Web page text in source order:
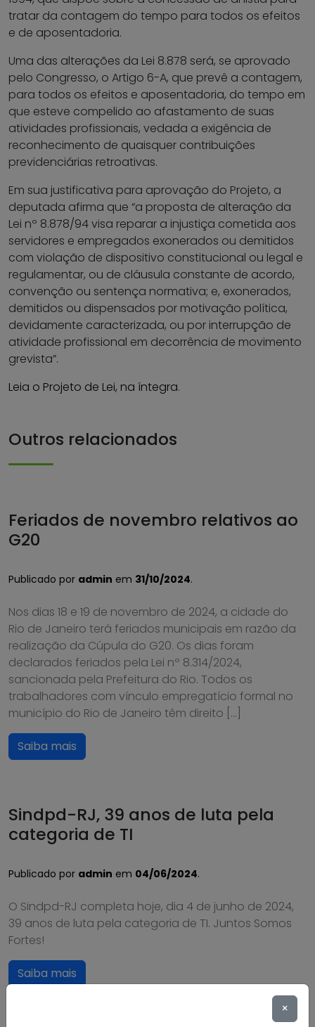
tratar da contagem do tempo para todos os efeitos
e de aposentadoria.
Uma das alterações da Lei 8.878 será, se aprovado
pelo Congresso, o Artigo 6-A, que prevê a contagem,
para todos os efeitos e aposentadoria, do tempo em
que esteve compelido ao afastamento de suas
atividades profissionais, vedada a exigência de
reconhecimento de quaisquer contribuições
previdenciárias retroativas.
Em sua justificativa para aprovação do Projeto, a
deputada afirma que “a proposta de alteração da
Lei nº 8.878/94 visa reparar a injustiça cometida aos
servidores e empregados exonerados ou demitidos
com violação de dispositivo constitucional ou legal e
regulamentar, ou de cláusula constante de acordo,
convenção ou sentença normativa; e, exonerados,
demitidos ou dispensados por motivação política,
devidamente caracterizada, ou por interrupção de
atividade profissional em decorrência de movimento
grevista”.
Leia o Projeto de Lei, na íntegra.
Outros relacionados
Feriados de novembro relativos ao
G20
Publicado por admin em 31/10/2024.
Nos dias 18 e 19 de novembro de 2024, a cidade do
Rio de Janeiro terá feriados municipais em razão da
realização da Cúpula do G20. Os dias foram
declarados feriados pela Lei nº 8.314/2024,
sancionada pela Prefeitura do Rio. Todos os
trabalhadores com vínculo empregatício formal no
município do Rio de Janeiro têm direito […]
Saiba mais
Sindpd-RJ, 39 anos de luta pela
categoria de TI
Publicado por admin em 04/06/2024.
O Sindpd-RJ completa hoje, dia 4 de junho de 2024,
39 anos de luta pela categoria de TI. Juntos Somos
Fortes!
Saiba mais
×